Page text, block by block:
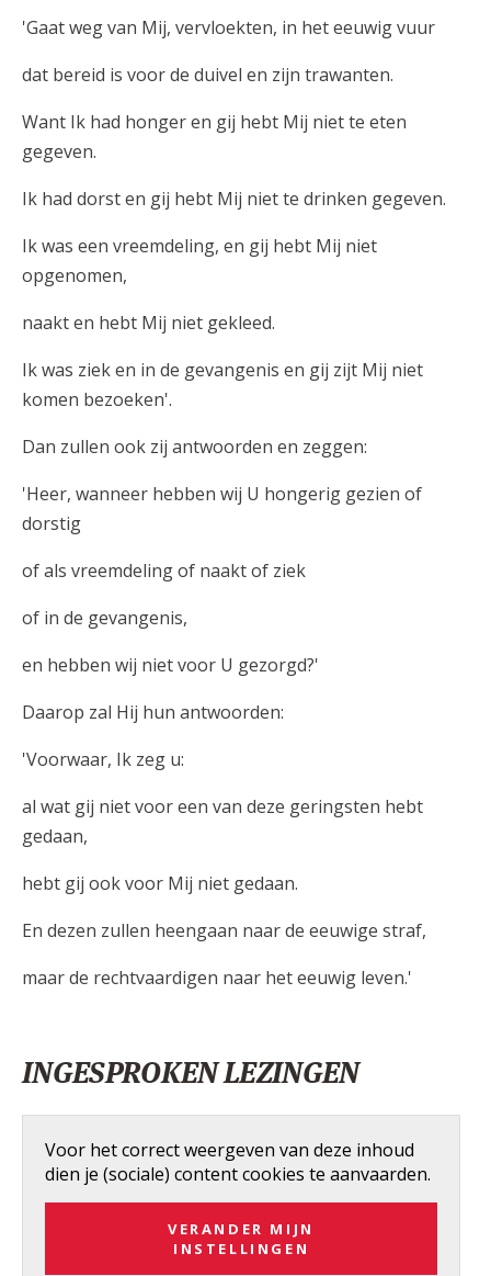
'Gaat weg van Mij, vervloekten, in het eeuwig vuur
dat bereid is voor de duivel en zijn trawanten.
Want Ik had honger en gij hebt Mij niet te eten
gegeven.
Ik had dorst en gij hebt Mij niet te drinken gegeven.
Ik was een vreemdeling, en gij hebt Mij niet
opgenomen,
naakt en hebt Mij niet gekleed.
Ik was ziek en in de gevangenis en gij zijt Mij niet
komen bezoeken'.
Dan zullen ook zij antwoorden en zeggen:
'Heer, wanneer hebben wij U hongerig gezien of
dorstig
of als vreemdeling of naakt of ziek
of in de gevangenis,
en hebben wij niet voor U gezorgd?'
Daarop zal Hij hun antwoorden:
'Voorwaar, Ik zeg u:
al wat gij niet voor een van deze geringsten hebt
gedaan,
hebt gij ook voor Mij niet gedaan.
En dezen zullen heengaan naar de eeuwige straf,
maar de rechtvaardigen naar het eeuwig leven.'
INGESPROKEN LEZINGEN
Voor het correct weergeven van deze inhoud
dien je (sociale) content cookies te aanvaarden.
VERANDER MIJN
INSTELLINGEN